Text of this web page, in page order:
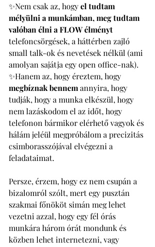
✨Nem csak az, hogy el tudtam
mélyülni a munkámban, meg tudtam
valóban élni a FLOW élményt
telefoncsörgések, a háttérben zajló
small talk-ok és nevetések nélkül (ami
amolyan sajátja egy open office-nak).
✨Hanem az, hogy éreztem, hogy
megbíznak bennem annyira, hogy
tudják, hogy a munka elkészül, hogy
nem lazáskodom el az időt, hogy
telefonon bármikor elérhető vagyok és
hálám jeléül megpróbálom a precizitás
csimborasszójával elvégezni a
feladataimat.
Persze, érzem, hogy ez nem csupán a
bizalomról szólt, mert egy pusztán
szakmai főnököt simán meg lehet
vezetni azzal, hogy egy fél órás
munkára három órát mondunk és
közben lehet internetezni, vagy